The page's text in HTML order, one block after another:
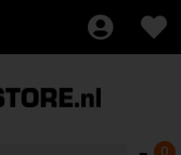
0